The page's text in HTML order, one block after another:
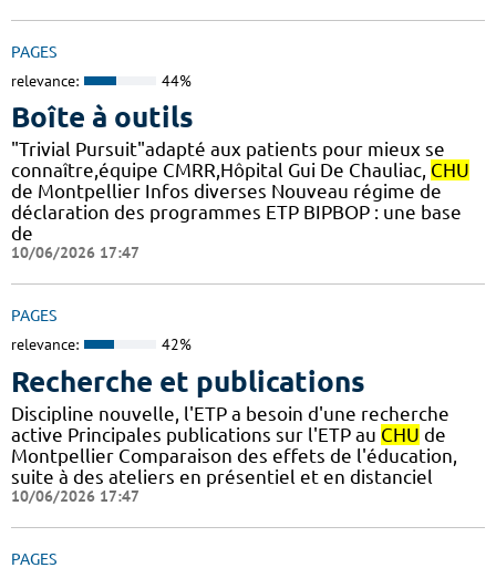
PAGES
relevance: 44%
Boîte à outils
"Trivial Pursuit"adapté aux patients pour mieux se
connaître,équipe CMRR,Hôpital Gui De Chauliac, CHU
de Montpellier Infos diverses Nouveau régime de
déclaration des programmes ETP BIPBOP : une base
de
10/06/2026 17:47
PAGES
relevance: 42%
Recherche et publications
Discipline nouvelle, l'ETP a besoin d'une recherche
active Principales publications sur l'ETP au CHU de
Montpellier Comparaison des effets de l'éducation,
suite à des ateliers en présentiel et en distanciel
10/06/2026 17:47
PAGES